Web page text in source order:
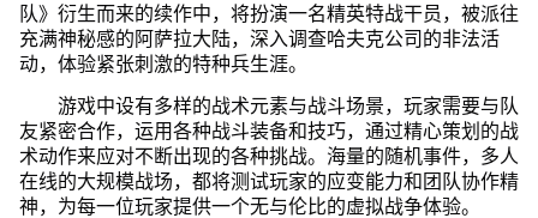
队》衍生而来的续作中，将扮演一名精英特战干员，被派往
充满神秘感的阿萨拉大陆，深入调查哈夫克公司的非法活
动，体验紧张刺激的特种兵生涯。
游戏中设有多样的战术元素与战斗场景，玩家需要与队
友紧密合作，运用各种战斗装备和技巧，通过精心策划的战
术动作来应对不断出现的各种挑战。海量的随机事件，多人
在线的大规模战场，都将测试玩家的应变能力和团队协作精
神，为每一位玩家提供一个无与伦比的虚拟战争体验。